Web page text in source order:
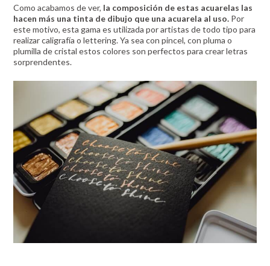
Como acabamos de ver, la composición de estas acuarelas las
hacen más una tinta de dibujo que una acuarela al uso. Por
este motivo, esta gama es utilizada por artistas de todo tipo para
realizar caligrafía o lettering. Ya sea con pincel, con pluma o
plumilla de cristal estos colores son perfectos para crear letras
sorprendentes.